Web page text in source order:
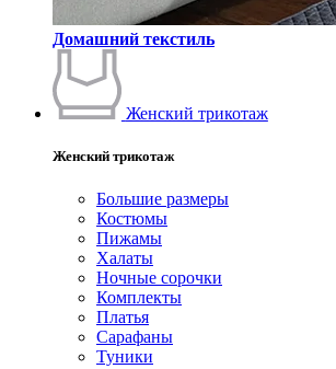
Домашний текстиль
Женский трикотаж
Женский трикотаж
Большие размеры
Костюмы
Пижамы
Халаты
Ночные сорочки
Комплекты
Платья
Сарафаны
Туники